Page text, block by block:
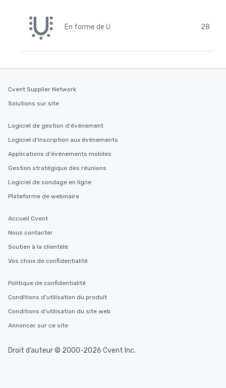
En forme de U 28
Cvent Supplier Network
Solutions sur site
Logiciel de gestion d'événement
Logiciel d'inscription aux événements
Applications d'événements mobiles
Gestion stratégique des réunions
Logiciel de sondage en ligne
Plateforme de webinaire
Accueil Cvent
Nous contacter
Soutien à la clientèle
Vos choix de confidentialité
Politique de confidentialité
Conditions d’utilisation du produit
Conditions d’utilisation du site web
Annoncer sur ce site
Droit d’auteur © 2000-2026 Cvent Inc.